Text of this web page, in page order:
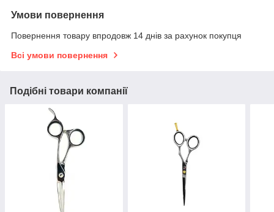
Умови повернення
Повернення товару впродовж 14 днів за рахунок покупця
Всі умови повернення
Подібні товари компанії